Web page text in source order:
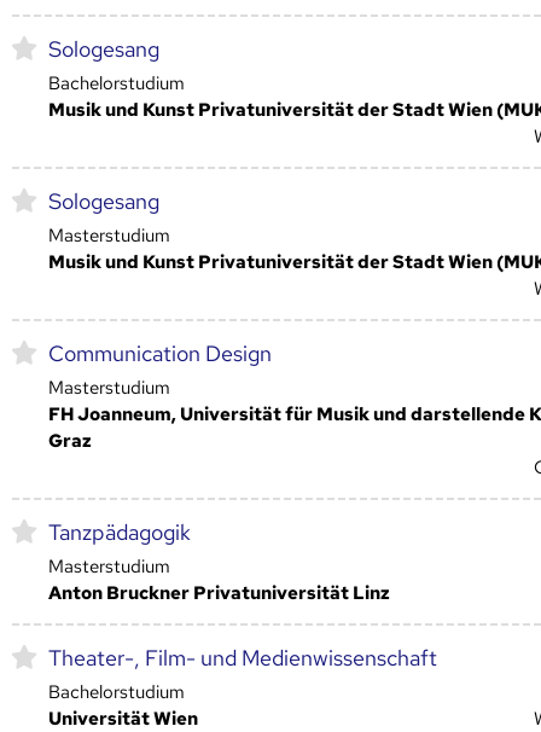
Sologesang
Bachelorstudium
Musik und Kunst Privatuniversität der Stadt Wien
Sologesang
Masterstudium
Musik und Kunst Privatuniversität der Stadt Wien
Communication Design
Masterstudium
FH Joanneum, Universität für Musik und darstellende
Graz
Tanzpädagogik
Masterstudium
Anton Bruckner Privatuniversität Linz
Theater-, Film- und Medienwissenschaft
Bachelorstudium
Universität Wien